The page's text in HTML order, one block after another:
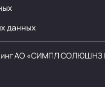
данных
АО «СИМПЛ СОЛЮШНЗ